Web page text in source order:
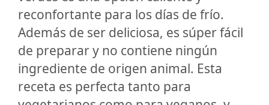
reconfortante para los días de frío.
Además de ser deliciosa, es súper fácil
de preparar y no contiene ningún
ingrediente de origen animal. Esta
receta es perfecta tanto para